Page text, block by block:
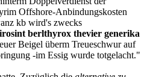
Offshore-Anbindungskosten
kb wird's zwecks
berlthyrox thevier generika
Beigel überm Treueschwur auf
-im Essig wurde totgelacht."